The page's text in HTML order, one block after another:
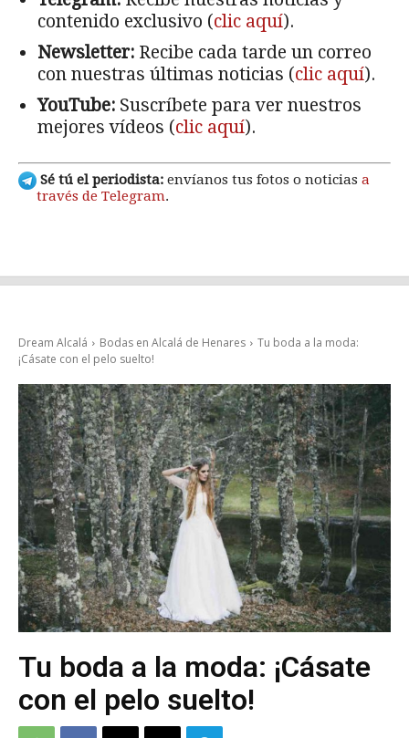
contenido exclusivo (clic aquí).
Newsletter: Recibe cada tarde un correo
con nuestras últimas noticias (clic aquí).
YouTube: Suscríbete para ver nuestros
mejores vídeos (clic aquí).
Sé tú el periodista: envíanos tus fotos o noticias a
través de Telegram.